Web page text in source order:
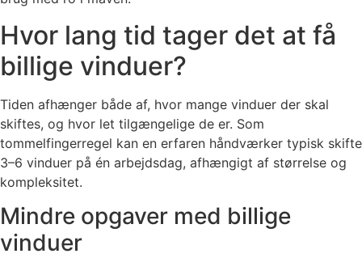
Hvor lang tid tager det at få
billige vinduer?
Tiden afhænger både af, hvor mange vinduer der skal
skiftes, og hvor let tilgængelige de er. Som
tommelfingerregel kan en erfaren håndværker typisk skifte
3–6 vinduer på én arbejdsdag, afhængigt af størrelse og
kompleksitet.
Mindre opgaver med billige
vinduer